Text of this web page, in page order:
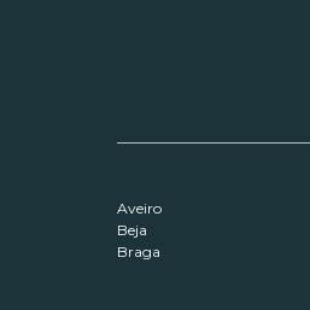
Aveiro
Beja
Braga